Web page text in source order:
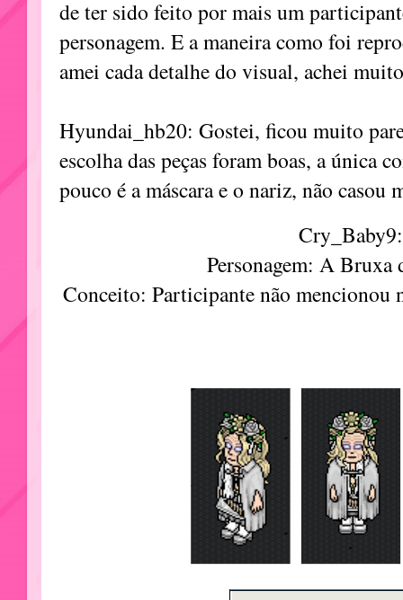
de ter sido feito por mais um
personagem. E a maneira como foi
amei cada detalhe do visual, achei
Hyundai_hb20: Gostei, ficou muito
escolha das peças foram boas, a única
pouco é a máscara e o nariz, não casou
Cry_Baby9:
Personagem: A
Conceito: Participante não mencionou